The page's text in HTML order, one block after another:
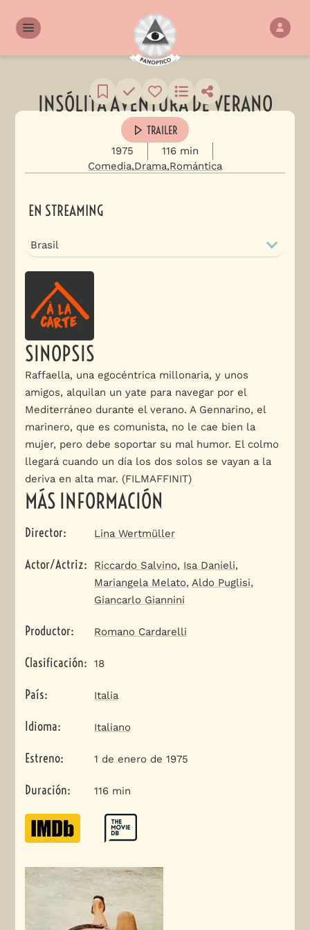
INSÓLITA AVENTURA DE VERANO
TRAILER
1975
116 min
Comedia Drama Romántica
SINOPSIS
Raffaella, una egocéntrica millonaria, y unos
amigos, alquilan un yate para navegar por el
Mediterráneo durante el verano. A Gennarino, el
marinero, que es comunista, no le cae bien la
mujer, pero debe soportar su mal humor. El colmo
llegará cuando un día los dos solos se vayan a la
deriva en alta mar. (FILMAFFINIT)
MÁS INFORMACIÓN
Director: Lina Wertmüller
Actor/Actriz: Riccardo Salvino, Isa Danieli,
Mariangela Melato, Aldo Puglisi,
Giancarlo Giannini
Productor: Romano Cardarelli
Clasificación: 18
País: Italia
Idioma: Italiano
Estreno: 1 de enero de 1975
Duración: 116 min
EN STREAMING
Brasil